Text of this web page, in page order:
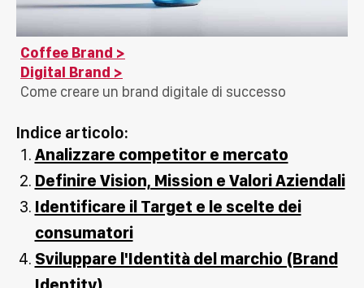
Coffee Brand
Digital Brand
Come creare un brand digitale di successo
Indice articolo:
Analizzare competitor e mercato
Definire Vision, Mission e Valori Aziendali
Identificare il Target e le scelte dei
consumatori
Sviluppare l'Identità del marchio (Brand